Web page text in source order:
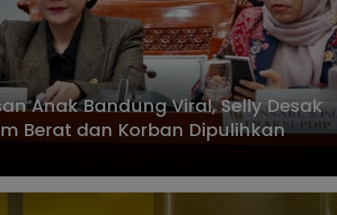
Anak Bandung Viral, Selly Desak
Berat dan Korban Dipulihkan